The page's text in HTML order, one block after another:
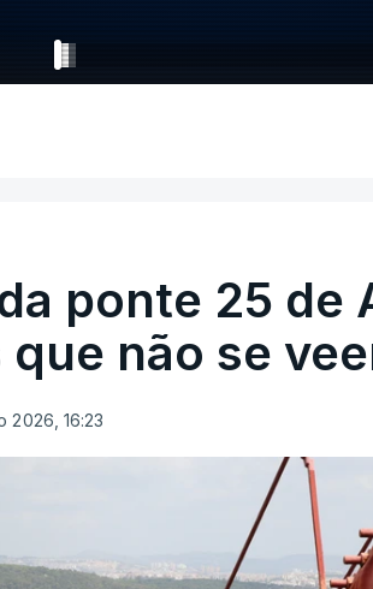
ponte 25 de
não se
2026, 16:23